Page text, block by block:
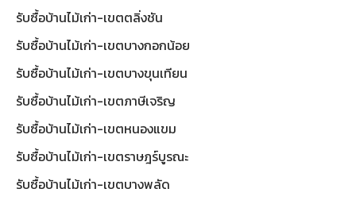
รับซื้อบ้านไม้เก่า-เขตตลิ่งชัน
รับซื้อบ้านไม้เก่า-เขตบางกอกน้อย
รับซื้อบ้านไม้เก่า-เขตบางขุนเทียน
รับซื้อบ้านไม้เก่า-เขตภาษีเจริญ
รับซื้อบ้านไม้เก่า-เขตหนองแขม
รับซื้อบ้านไม้เก่า-เขตราษฎร์บูรณะ
รับซื้อบ้านไม้เก่า-เขตบางพลัด